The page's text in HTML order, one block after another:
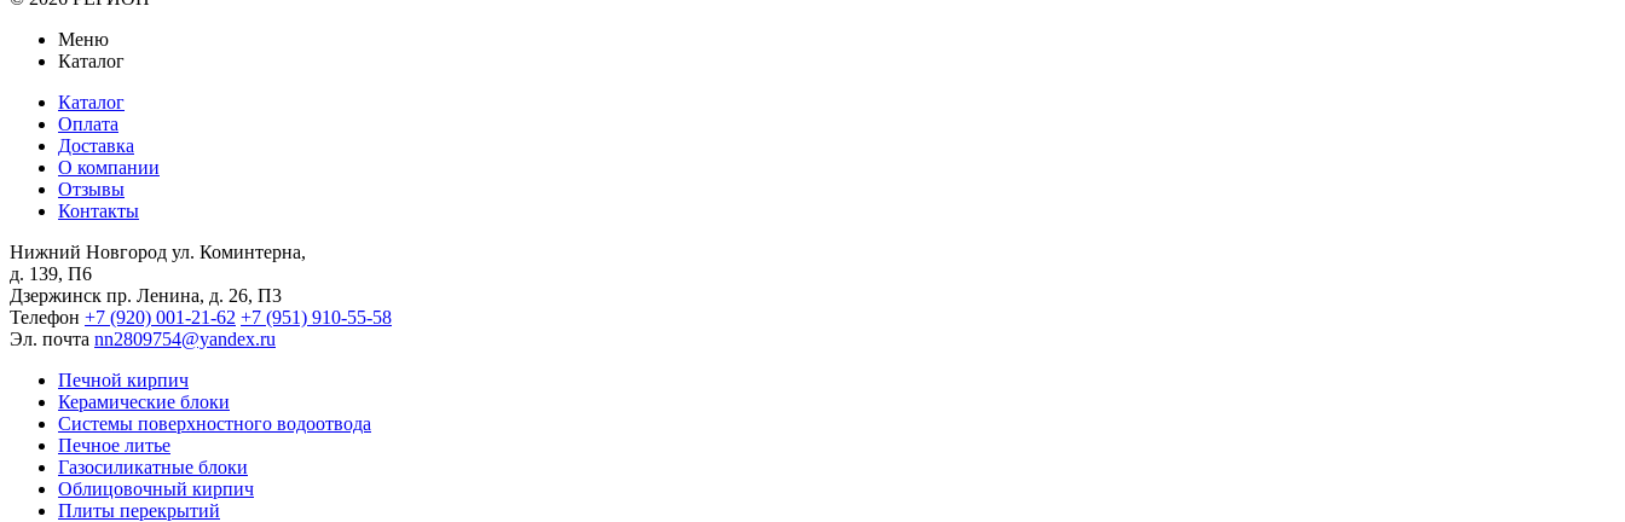
Меню
Каталог
Каталог
Оплата
Доставка
О компании
Отзывы
Контакты
Нижний Новгород ул. Коминтерна,
д. 139, П6
Дзержинск пр. Ленина, д. 26, П3
Телефон +7 (920) 001-21-62 +7 (951) 910-55-58
Эл. почта nn2809754@yandex.ru
Печной кирпич
Керамические блоки
Системы поверхностного водоотвода
Печное литье
Газосиликатные блоки
Облицовочный кирпич
Плиты перекрытий